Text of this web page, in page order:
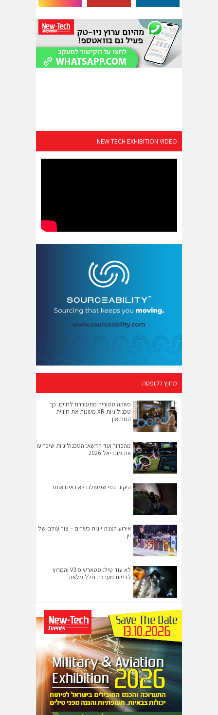
NEW-TECH EXHIBITION VIDEO
מחוץ לקופסה
כשההיסטוריה מתעוררת לחיים: כך
טכנולוגיות XR משנות את חוויית
המוזיאון
מהכדור ועד הדשא: הטכנולוגיות שיכריעו
את מונדיאל 2026
היקום כפי שמעולם לא ראינו אותו
אירוע הצגת יינות כשרים – צור עולם של
יין
לא עוד טיל: סטארשיפ V3 והמרוץ
לבניית מערכת חלל מלאה